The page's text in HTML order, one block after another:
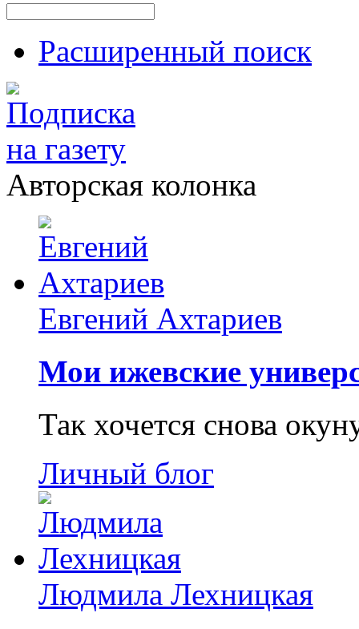
Расширенный поиск
Авторская колонка
Евгений Ахтариев
Мои ижевские
Так хочется снова
Личный блог
Людмила Лехницкая